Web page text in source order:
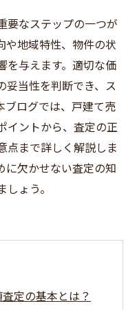
要なステップの一つが
や地域特性、物件の状
を与えます。適切な価
妥当性を判断でき、ス
ブログでは、戸建て売
イントから、査定の正
点まで詳しく解説しま
に欠かせない査定の知
ょう。
定の基本とは？